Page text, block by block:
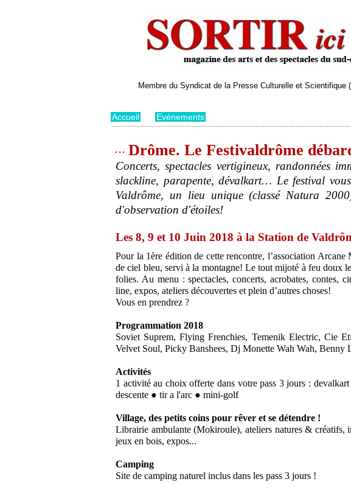
Membre du Syndicat de la Presse Culturelle et
Accueil Evénements
Drôme. Le Festivaldrôme
Concerts, spectacles vertigineux, randonnées
slackline, parapente, dévalkart… Le festival
Valdrôme, un lieu unique (classé Natura
d'observation d'étoiles!
Les 8, 9 et 10 Juin 2018 à la Station de
Pour la 1ère édition de cette rencontre, l’association
de ciel bleu, servi à la montagne! Le tout mijoté à feu doux
folies. Au menu : spectacles, concerts, acrobates, contes,
line, expos, ateliers découvertes et plein d’autres choses!
Vous en prendrez ?
Programmation 2018
Soviet Suprem, Flying Frenchies, Temenik Electric, Cie
Velvet Soul, Picky Banshees, Dj Monette Wah Wah, Benny
Activités
1 activité au choix offerte dans votre pass 3 jours :
descente ● tir a l'arc ● mini-golf
Village, des petits coins pour rêver et se détendre !
Librairie ambulante (Mokiroule), ateliers natures & créatifs,
jeux en bois, expos...
Camping
Site de camping naturel inclus dans les pass 3 jours !